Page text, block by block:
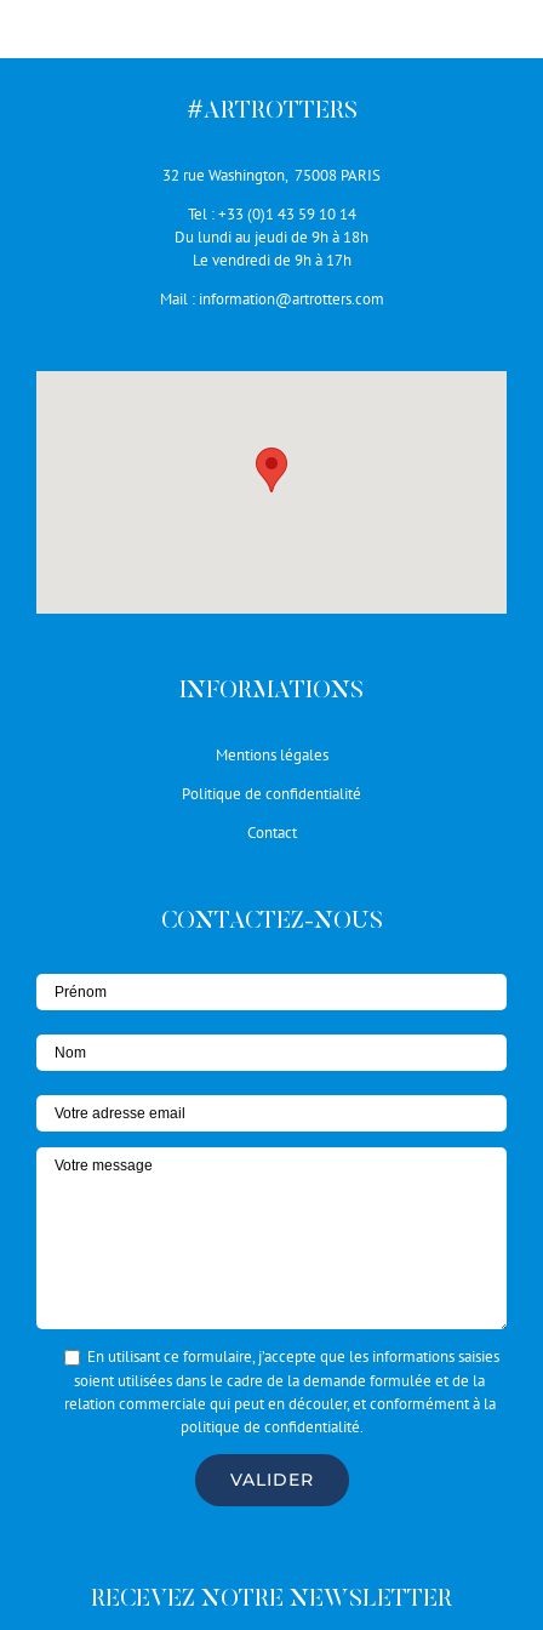
#ARTROTTERS
32 rue Washington, 75008 PARIS
Tel :+33 (0)1 43 59 10 14
Du lundi au jeudi de 9h à 18h
Le vendredi de 9h à 17h
Mail : information@artrotters.com
INFORMATIONS
Mentions légales
Politique de confidentialité
Contact
CONTACTEZ-NOUS
En utilisant ce formulaire, j’accepte que les informations saisies
soient utilisées dans le cadre de la demande formulée et de la
relation commerciale qui peut en découler, et conformément à la
politique de confidentialité.
RECEVEZ NOTRE NEWSLETTER